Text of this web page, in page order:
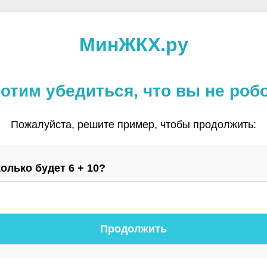
МинЖКХ.ру
убедиться, что вы не
Пожалуйста, решите пример, чтобы продолжить:
будет 6 + 10?
Продолжить